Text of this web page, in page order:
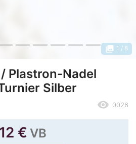
photo_library 1 / 8
Plastron-Nadel
Silber
remove_red_eye 0026
12 € VB